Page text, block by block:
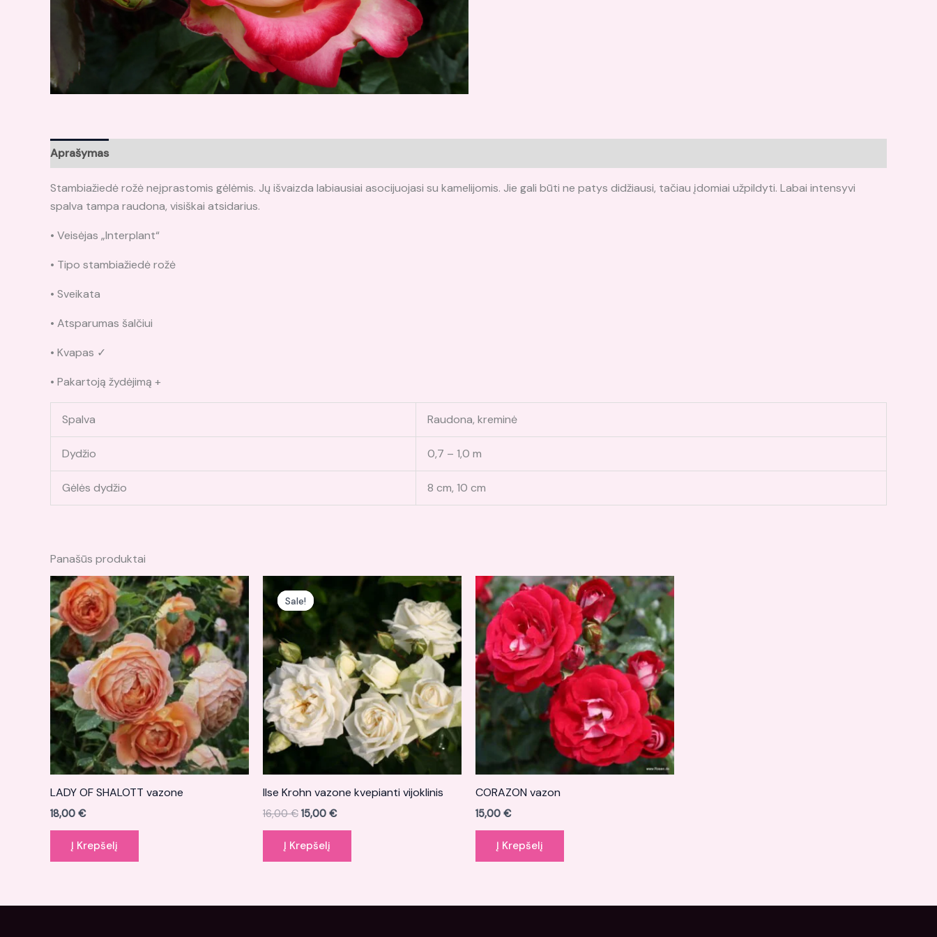
Aprašymas
Stambiažiedė rožė neįprastomis gėlėmis. Jų išvaizda labiausiai asocijuojasi su kamelijomis. Jie gali būti ne patys didžiausi, tačiau įdomiai užpildyti. Labai intensyvi
spalva tampa raudona, visiškai atsidarius.
• Veisėjas „Interplant“
• Tipo stambiažiedė rožė
• Sveikata
• Atsparumas šalčiui
• Kvapas ✓
• Pakartoją žydėjimą +
Spalva Raudona, kreminė
Dydžio 0,7 – 1,0 m
Gėlės dydžio 8 cm, 10 cm
Panašūs produktai
LADY OF SHALOTT vazone
18,00 €
Į Krepšelį
Sale!
Sale!
Ilse Krohn vazone kvepianti vijoklinis
16,00€
Original
price
was:
16,00 €.
15,00 €
Current
price
Į Krepšelį
CORAZON vazon
15,00 €
Į Krepšelį